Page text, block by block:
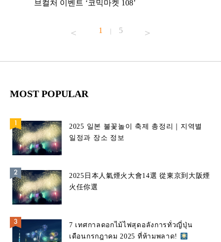
브컬처 이벤트 ‘코믹마켓 108’
1 | 5
MOST POPULAR
2025 일본 불꽃놀이 축제 총정리｜지역별
일정과 장소 정보
2025日本人氣煙火大會14選 從東京到大阪煙
火任你選
7 เทศกาลดอกไม้ไฟสุดอลังการทั่วญี่ปุ่น
เดือนกรกฎาคม 2025 ที่ห้ามพลาด!